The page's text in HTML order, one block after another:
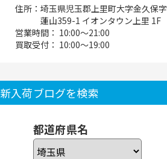
住所：埼玉県児玉郡上里町大字金久保字
蓮山359-1 イオンタウン上里 1F
営業時間： 10:00～21:00
買取受付： 10:00～19:00
新入荷ブログを検索
都道府県名